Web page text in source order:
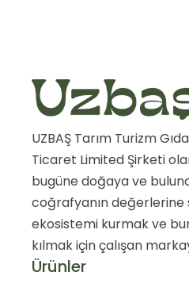
UZBAŞ Tarım Turizm
Ticaret Limited Şirketi
bugüne doğaya ve
coğrafyanın değerlerine
ekosistemi kurmak ve
kılmak için çalışan
Ürünler